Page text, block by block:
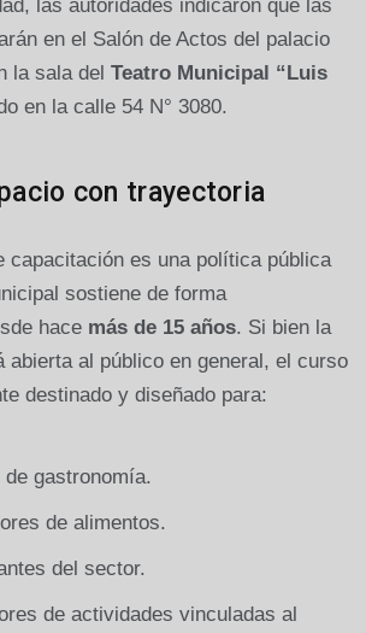
las autoridades indicaron que las
en el Salón de Actos del palacio
la sala del Teatro Municipal “Luis
en la calle 54 N° 3080.
con trayectoria
capacitación es una política pública
sostiene de forma
hace más de 15 años. Si bien la
abierta al público en general, el curso
destinado y diseñado para:
de gastronomía.
de alimentos.
del sector.
de actividades vinculadas al